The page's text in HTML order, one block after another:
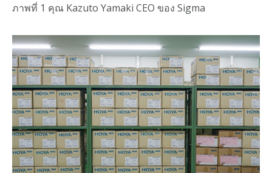
ภาพที่ 1 คุณ Kazuto Yamaki CEO ของ Sigma